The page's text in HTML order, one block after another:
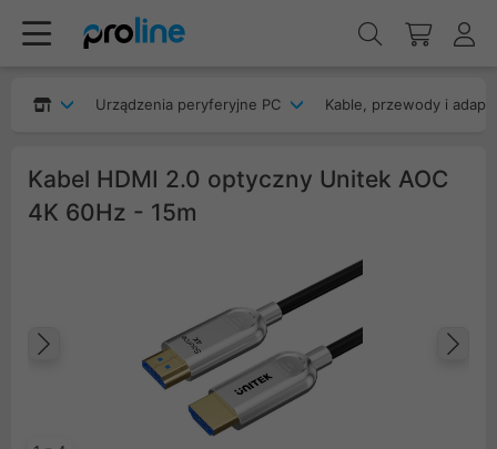
Urządzenia peryferyjne PC Kable, przewody i
Kabel HDMI 2.0 optyczny Unitek AOC
4K 60Hz - 15m
Poprzedni